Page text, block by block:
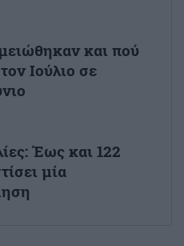
και πού
Ιούλιο σε
Έως και 122
μία